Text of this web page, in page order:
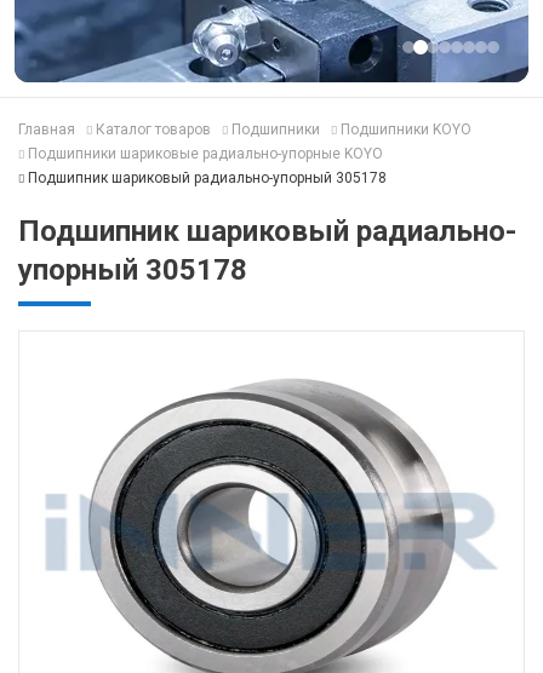
Главная Каталог товаров Подшипники
Подшипники KOYO
Подшипники шариковые радиально-упорные KOYO
Подшипник шариковый радиально-упорный 305178
Подшипник шариковый радиально-
упорный 305178